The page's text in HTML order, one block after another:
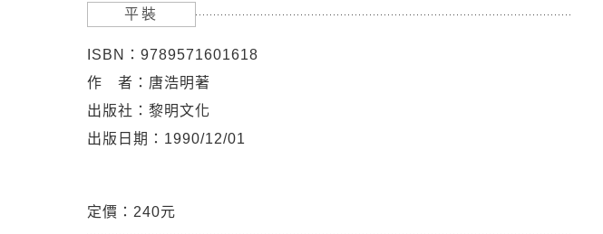
平裝
ISBN：9789571601618
作 者：唐浩明著
出版社：黎明文化
出版日期：1990/12/01
定價：240元